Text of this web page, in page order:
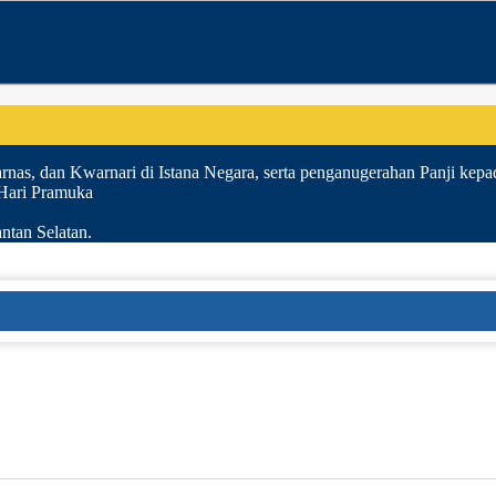
dan Kwarnari di Istana Negara, serta penganugerahan Panji
Pramuka
Selatan.